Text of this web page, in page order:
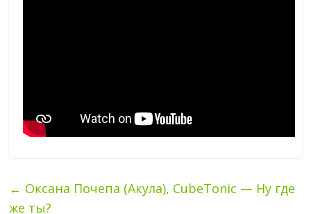
← Оксана Почепа (Акула), CubeTonic — Ну где
же ты?